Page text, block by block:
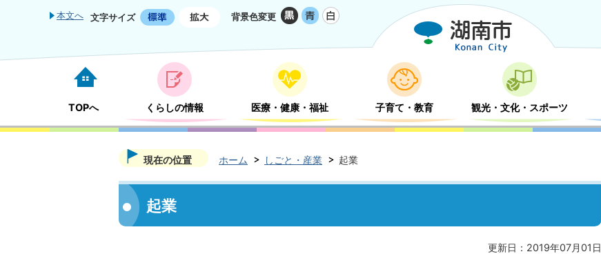
本文へ 文字サイズ 背景色変更
TOPへ くらしの情報 医療・健康・福祉 子育て・教育 観光・文化・スポーツ
現在の位置 ホーム しごと・産業 起業
起業
更新日：2019年07月01日